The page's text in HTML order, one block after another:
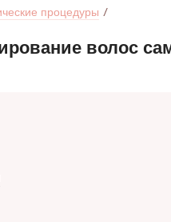
процедуры
волос